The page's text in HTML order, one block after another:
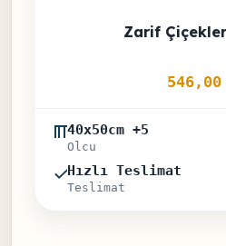
Zarif
546,00
40x50cm +5
Olcu
Hızlı Teslimat
Teslimat